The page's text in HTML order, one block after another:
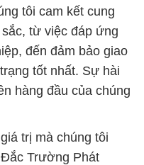
tôi cam kết cung
từ việc đáp ứng
đến đảm bảo giao
tốt nhất. Sự hài
hàng đầu của chúng
trị mà chúng tôi
Trường Phát